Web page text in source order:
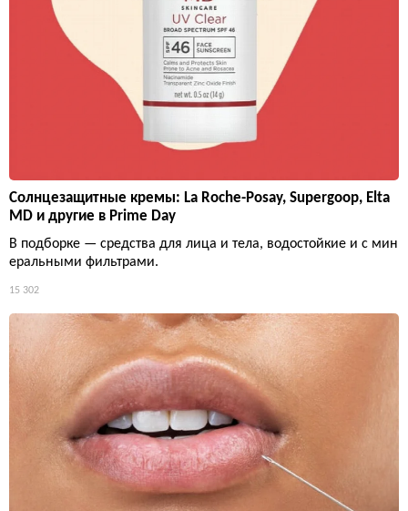
Солнцезащитные кремы: La Roche-Posay, Supergoop, Elta
MD и другие в Prime Day
В подборке — средства для лица и тела, водостойкие и с мин
еральными фильтрами.
15 302